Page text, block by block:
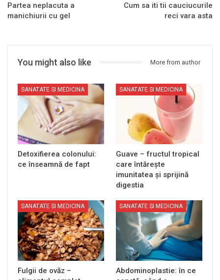
Partea neplacuta a
manichiurii cu gel
Cum sa iti tii cauciucurile
reci vara asta
You might also like More from author
SANATATE SI MEDICINA
Detoxifierea colonului:
ce înseamnă de fapt
SANATATE SI MEDICINA
Guave – fructul tropical
care întărește
imunitatea și sprijină
digestia
SANATATE SI MEDICINA
Fulgii de ovăz –
SANATATE SI MEDICINA
Abdominoplastie: în ce